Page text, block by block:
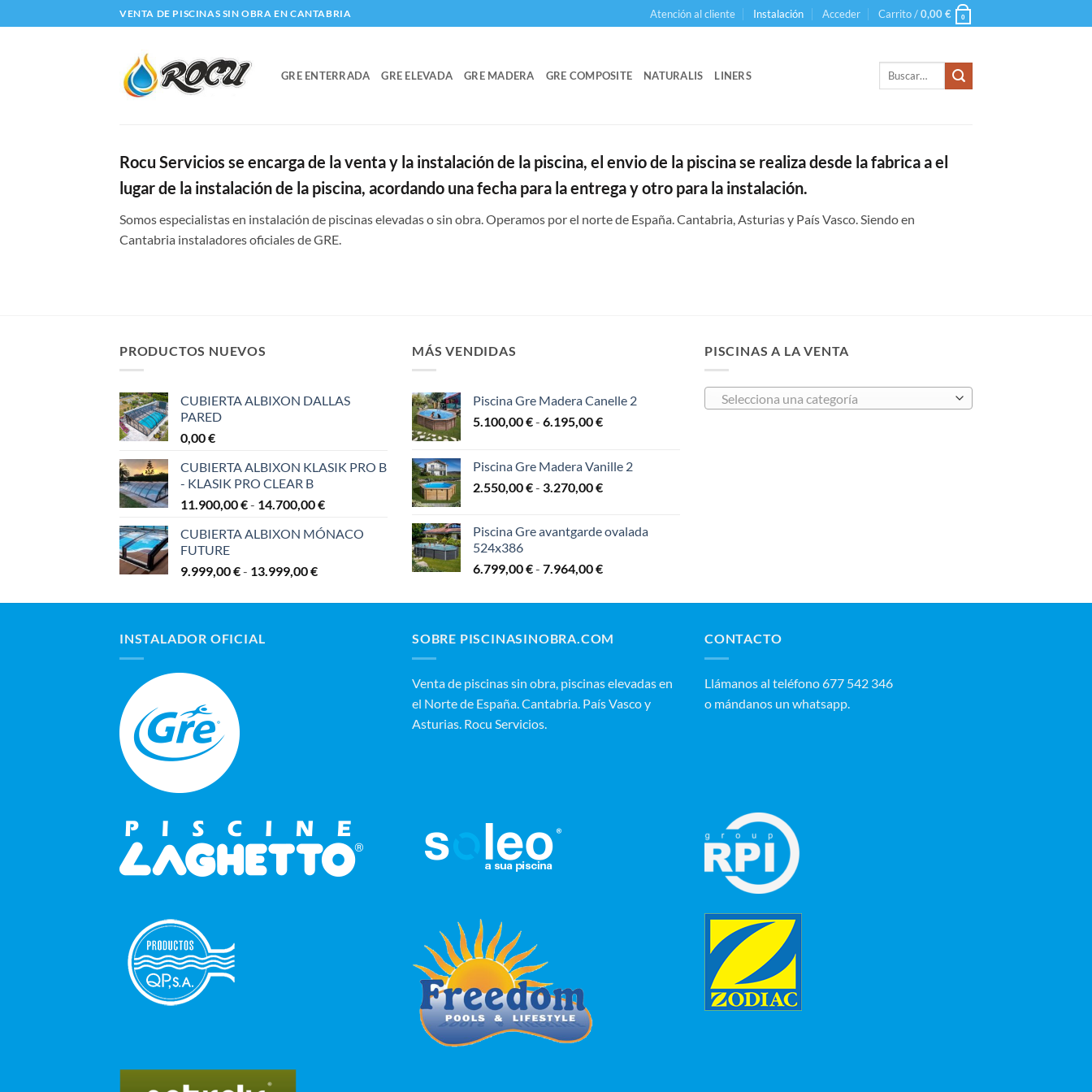
al
VENTA DE PISCINAS SIN OBRA EN CANTABRIA Atención al cliente Instalación Acceder Carrito /0,00€ 0
GRE ENTERRADA GRE ELEVADA GRE MADERA GRE COMPOSITE NATURALIS LINERS
Buscar
Rocu Servicios se encarga de la venta y la instalación de la piscina, el envio de la piscina se realiza desde la fabrica a el
lugar de la instalación de la piscina, acordando una fecha para la entrega y otro para la instalación.
Somos especialistas en instalación de piscinas elevadas o sin obra. Operamos por el norte de España. Cantabria, Asturias y País Vasco. Siendo en
Cantabria instaladores oficiales de GRE.
PRODUCTOS NUEVOS
CUBIERTA ALBIXON DALLAS
PARED
0,00€
CUBIERTA ALBIXON KLASIK PRO B
- KLASIK PRO CLEAR B
11.900,00€- 14.700,00€Rango
precios:
14.700,00 €
CUBIERTA ALBIXON MÓNACO
FUTURE
9.999,00€- 13.999,00€Rango
precios:
MÁS VENDIDAS
Piscina Gre Madera Canelle 2
5.100,00€- 6.195,00€Rango
desde
5.100,00 €
Piscina Gre Madera Vanille 2
2.550,00€- 3.270,00€Rango
desde
hasta
Piscina Gre avantgarde ovalada
524x386
6.799,00€- 7.964,00€Rango
precios:
6.799,00 €
PISCINAS A LA VENTA
Selecciona una categoría
INSTALADOR OFICIAL SOBRE PISCINASINOBRA.COM
Venta de piscinas sin obra, piscinas elevadas en
el Norte de España. Cantabria. País Vasco y
Asturias. Rocu Servicios.
CONTACTO
‭Llámanos al teléfono 677 542 346‬
o mándanos un whatsapp.